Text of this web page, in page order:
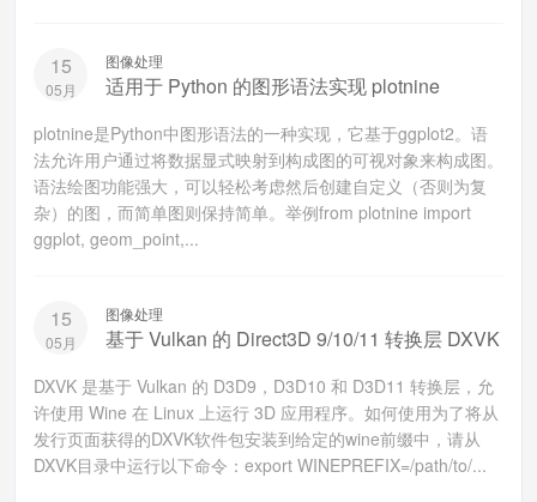
15
05月
图像处理
适用于 Python 的图形语法实现 plotnine
plotnine是Python中图形语法的一种实现，它基于ggplot2。语
法允许用户通过将数据显式映射到构成图的可视对象来构成图。
语法绘图功能强大，可以轻松考虑然后创建自定义（否则为复
杂）的图，而简单图则保持简单。举例from plotnine import
ggplot, geom_point,...
15
05月
图像处理
基于 Vulkan 的 Direct3D 9/10/11 转换层 DXVK
DXVK 是基于 Vulkan 的 D3D9，D3D10 和 D3D11 转换层，允
许使用 Wine 在 Linux 上运行 3D 应用程序。如何使用为了将从
发行页面获得的DXVK软件包安装到给定的wine前缀中，请从
DXVK目录中运行以下命令：export WINEPREFIX=/path/to/...